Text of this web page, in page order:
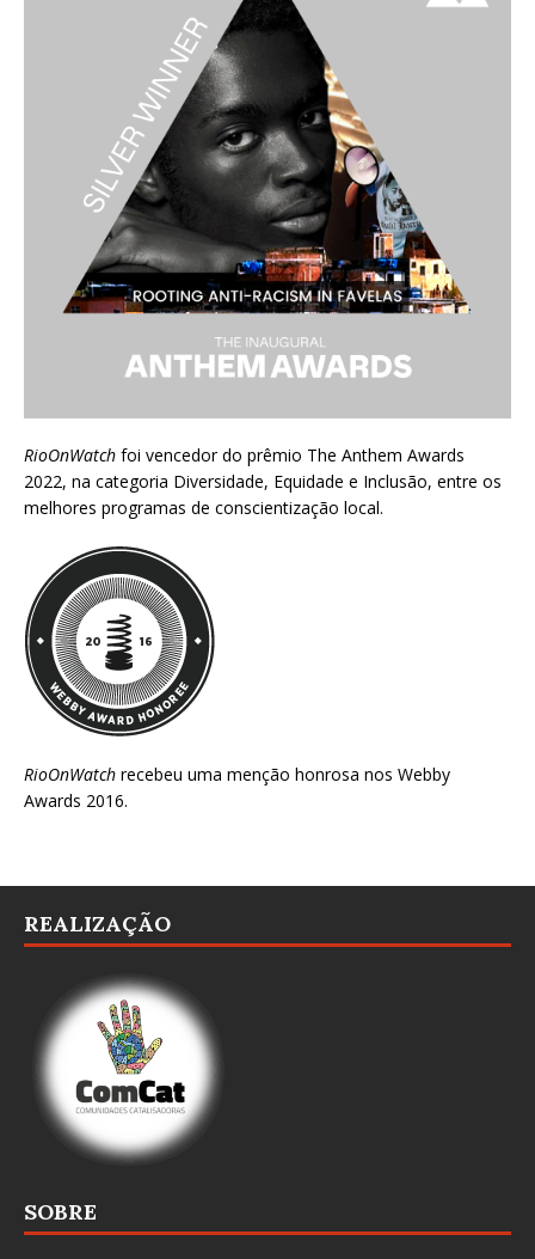
RioOnWatch foi vencedor do prêmio The Anthem Awards
2022, na categoria Diversidade, Equidade e Inclusão, entre os
melhores programas de conscientização local.
RioOnWatch recebeu uma menção honrosa nos Webby
Awards 2016.
REALIZAÇÃO
SOBRE